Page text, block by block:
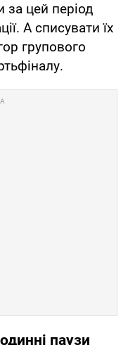
цей період
А списувати їх
групового
паузи